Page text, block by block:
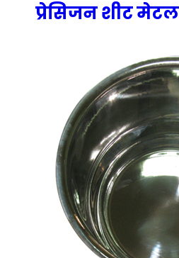
प्रेसिजन शीट